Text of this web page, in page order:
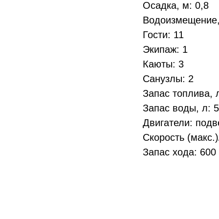
Осадка, м: 0,8
Гости: 11
Экипаж: 1
Каюты: 3
Санузлы: 2
Запас топлива,
Запас воды, л:
Двигатели:
Cкорость
Запас хода: 600